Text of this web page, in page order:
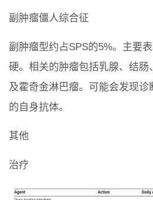
副肿瘤僵人综合征
副肿瘤型约占SPS的5%。主要
硬。相关的肿瘤包括乳腺、结
及霍奇金淋巴瘤。可能会发现诊
的自身抗体。
其他
治疗